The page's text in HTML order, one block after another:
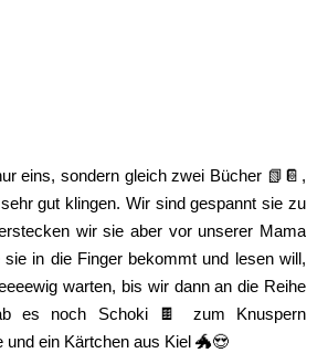
eins, sondern gleich zwei Bücher 📗📔,
gut klingen. Wir sind gespannt sie zu
wir sie aber vor unserer Mama
in die Finger bekommt und lesen will,
warten, bis wir dann an die Reihe
es noch Schoki 🍫 zum Knuspern
und ein Kärtchen aus Kiel 🐲😍